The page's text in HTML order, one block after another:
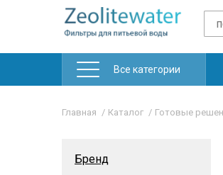
Все категории
Главная Каталог Готовые
Бренд